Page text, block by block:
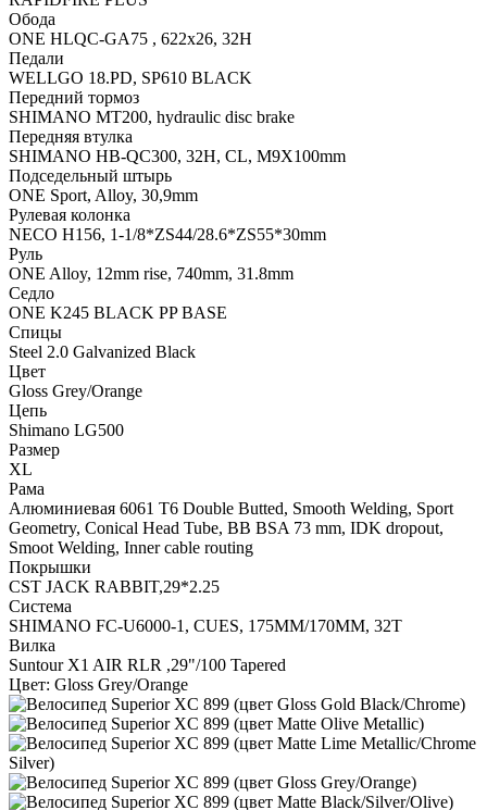
Обода
ONE HLQC-GA75 , 622x26, 32H
Педали
WELLGO 18.PD, SP610 BLACK
Передний тормоз
SHIMANO MT200, hydraulic disc brake
Передняя втулка
SHIMANO HB-QC300, 32H, CL, M9X100mm
Подседельный штырь
ONE Sport, Alloy, 30,9mm
Рулевая колонка
NECO H156, 1-1/8*ZS44/28.6*ZS55*30mm
Руль
ONE Alloy, 12mm rise, 740mm, 31.8mm
Седло
ONE K245 BLACK PP BASE
Спицы
Steel 2.0 Galvanized Black
Цвет
Gloss Grey/Orange
Цепь
Shimano LG500
Размер
XL
Рама
Алюминиевая 6061 T6 Double Butted, Smooth Welding, Sport
Geometry, Conical Head Tube, BB BSA 73 mm, IDK dropout,
Smoot Welding, Inner cable routing
Покрышки
CST JACK RABBIT,29*2.25
Система
SHIMANO FC-U6000-1, CUES, 175MM/170MM, 32T
Вилка
Suntour X1 AIR RLR ,29"/100 Tapered
Цвет: Gloss Grey/Orange